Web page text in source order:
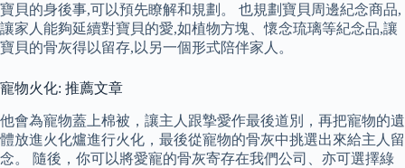
寶貝的身後事,可以預先瞭解和規劃。 也規劃寶貝周邊紀念商品,
讓家人能夠延續對寶貝的愛,如植物方塊、懷念琉璃等紀念品,讓
寶貝的骨灰得以留存,以另一個形式陪伴家人。
寵物火化: 推薦文章
他會為寵物蓋上棉被，讓主人跟摯愛作最後道別，再把寵物的遺
體放進火化爐進行火化，最後從寵物的骨灰中挑選出來給主人留
念。 隨後，你可以將愛寵的骨灰寄存在我們公司、亦可選擇綠